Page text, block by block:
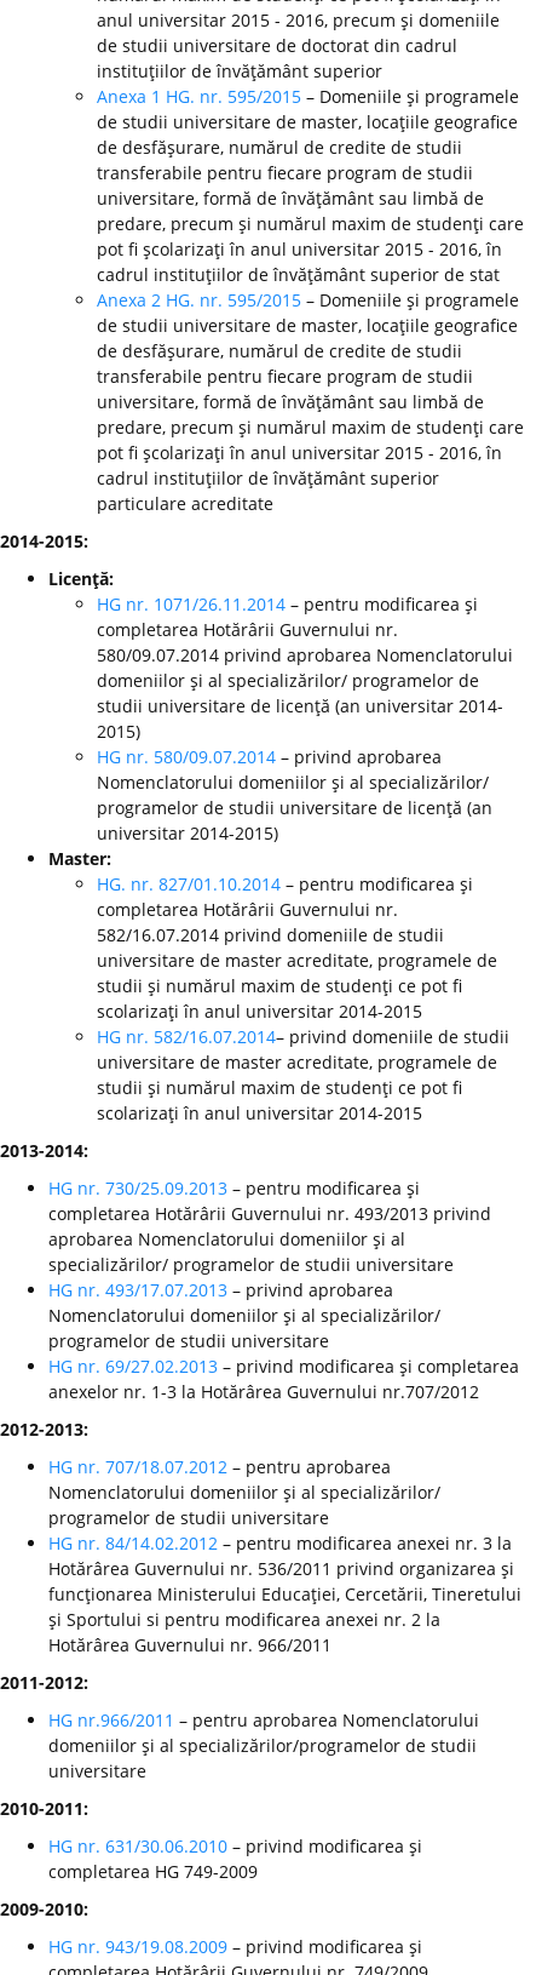
anul universitar 2015 - 2016, precum şi domeniile
de studii universitare de doctorat din cadrul
instituţiilor de învăţământ superior
Anexa 1 HG. nr. 595/2015 – Domeniile şi programele
de studii universitare de master, locaţiile geografice
de desfăşurare, numărul de credite de studii
transferabile pentru fiecare program de studii
universitare, formă de învăţământ sau limbă de
predare, precum şi numărul maxim de studenţi care
pot fi şcolarizaţi în anul universitar 2015 - 2016, în
cadrul instituţiilor de învăţământ superior de stat
Anexa 2 HG. nr. 595/2015 – Domeniile şi programele
de studii universitare de master, locaţiile geografice
de desfăşurare, numărul de credite de studii
transferabile pentru fiecare program de studii
universitare, formă de învăţământ sau limbă de
predare, precum şi numărul maxim de studenţi care
pot fi şcolarizaţi în anul universitar 2015 - 2016, în
cadrul instituţiilor de învăţământ superior
particulare acreditate
2014-2015:
Licenţă:
HG nr. 1071/26.11.2014 – pentru modificarea şi
completarea Hotărârii Guvernului nr.
580/09.07.2014 privind aprobarea Nomenclatorului
domeniilor şi al specializărilor/ programelor de
studii universitare de licenţă (an universitar 2014-
2015)
HG nr. 580/09.07.2014 – privind aprobarea
Nomenclatorului domeniilor şi al specializărilor/
programelor de studii universitare de licenţă (an
universitar 2014-2015)
Master:
HG. nr. 827/01.10.2014 – pentru modificarea şi
completarea Hotărârii Guvernului nr.
582/16.07.2014 privind domeniile de studii
universitare de master acreditate, programele de
studii şi numărul maxim de studenţi ce pot fi
scolarizaţi în anul universitar 2014-2015
HG nr. 582/16.07.2014– privind domeniile de studii
universitare de master acreditate, programele de
studii şi numărul maxim de studenţi ce pot fi
scolarizaţi în anul universitar 2014-2015
2013-2014:
HG nr. 730/25.09.2013 – pentru modificarea şi
completarea Hotărârii Guvernului nr. 493/2013 privind
aprobarea Nomenclatorului domeniilor şi al
specializărilor/ programelor de studii universitare
HG nr. 493/17.07.2013 – privind aprobarea
Nomenclatorului domeniilor şi al specializărilor/
programelor de studii universitare
HG nr. 69/27.02.2013 – privind modificarea şi completarea
anexelor nr. 1-3 la Hotărârea Guvernului nr.707/2012
2012-2013:
HG nr. 707/18.07.2012 – pentru aprobarea
Nomenclatorului domeniilor şi al specializărilor/
programelor de studii universitare
HG nr. 84/14.02.2012 – pentru modificarea anexei nr. 3 la
Hotărârea Guvernului nr. 536/2011 privind organizarea şi
funcţionarea Ministerului Educaţiei, Cercetării, Tineretului
şi Sportului si pentru modificarea anexei nr. 2 la
Hotărârea Guvernului nr. 966/2011
2011-2012:
HG nr.966/2011 – pentru aprobarea Nomenclatorului
domeniilor şi al specializărilor/programelor de studii
universitare
2010-2011:
HG nr. 631/30.06.2010 – privind modificarea şi
completarea HG 749-2009
2009-2010:
HG nr. 943/19.08.2009 – privind modificarea şi